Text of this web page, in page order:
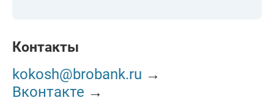
Контакты
kokosh@brobank.ru →
Вконтакте →